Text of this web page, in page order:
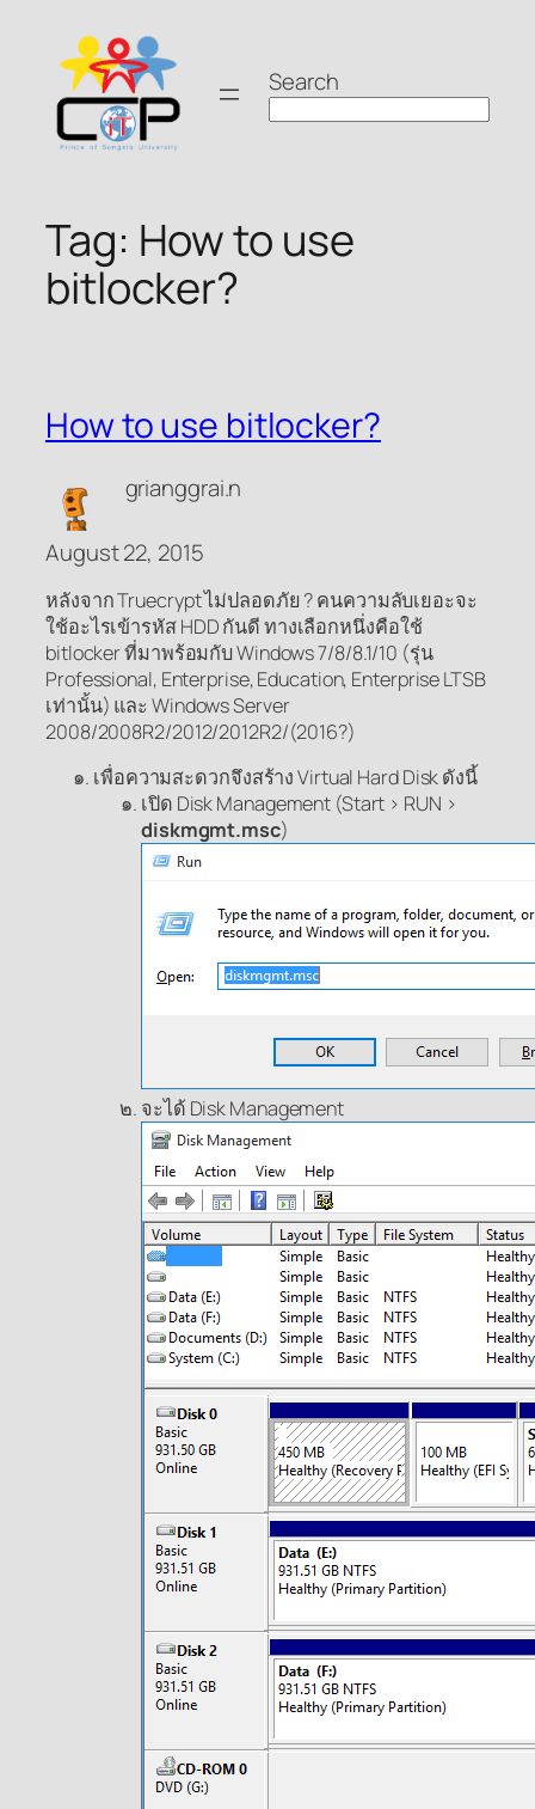
content
Search
Tag: How to use
bitlocker?
How to use bitlocker?
grianggrai.n
August 22, 2015
หลังจาก Truecrypt ไม่ปลอดภัย ? คนความลับเยอะจะ
ใช้อะไรเข้ารหัส HDD กันดี ทางเลือกหนึ่งคือใช้
bitlocker ที่มาพร้อมกับ Windows 7/8/8.1/10 (รุ่น
Professional, Enterprise, Education, Enterprise LTSB
เท่านั้น) และ Windows Server
2008/2008R2/2012/2012R2/(2016?)
เพื่อความสะดวกจึงสร้าง Virtual Hard Disk ดังนี้
เปิด Disk Management (Start > RUN >
diskmgmt.msc)
จะได้ Disk Management